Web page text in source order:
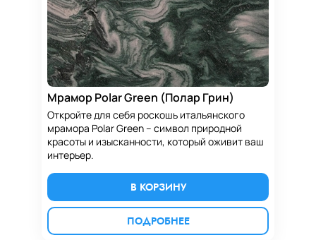
Мрамор Polar Green (Полар Грин)
Откройте для себя роскошь итальянского
мрамора Polar Green – символ природной
красоты и изысканности, который оживит ваш
интерьер.
В КОРЗИНУ
ПОДРОБНЕЕ